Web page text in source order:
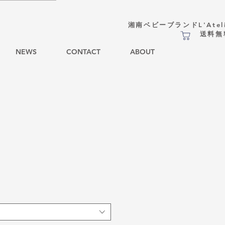
湘南ベビーブランド
送料
NEWS CONTACT ABOUT